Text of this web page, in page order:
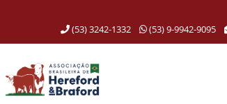
(53) 3242-1332 (53) 9-9942-9095